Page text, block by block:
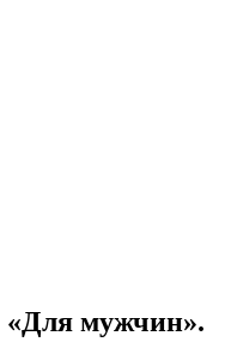
«Для мужчин».